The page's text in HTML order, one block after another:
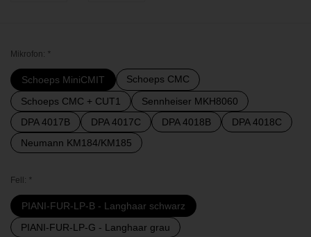
Mikrofon: *
Schoeps MiniCMIT
Schoeps CMC
Schoeps CMC + CUT1
Sennheiser MKH8060
DPA 4017B
DPA 4017C DPA 4018B
DPA 4018C
Neumann KM184/KM185
Fell: *
PIANI-FUR-LP-B - Langhaar schwarz
PIANI-FUR-LP-G - Langhaar grau